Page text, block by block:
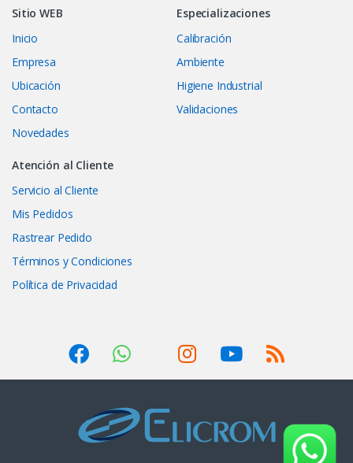
Sitio WEB
Inicio
Empresa
Ubicación
Contacto
Novedades
Especializaciones
Calibración
Ambiente
Higiene Industrial
Validaciones
Atención al Cliente
Servicio al Cliente
Mis Pedidos
Rastrear Pedido
Términos y Condiciones
Política de Privacidad